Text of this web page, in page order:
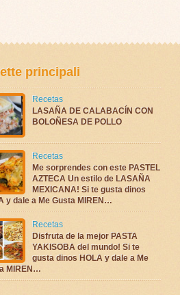
principali
Recetas
LASAÑA DE CALABACÍN CON
BOLOÑESA DE POLLO
Recetas
Me sorprendes con este PASTEL
AZTECA Un estilo de LASAÑA
MEXICANA! Si te gusta dinos
y dale a Me Gusta MIREN…
Recetas
Disfruta de la mejor PASTA
YAKISOBA del mundo! Si te
gusta dinos HOLA y dale a Me
MIREN…